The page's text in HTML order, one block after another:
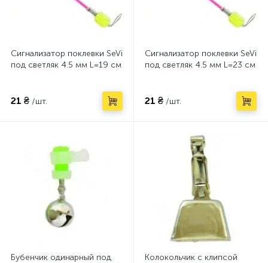
Сигнализатор поклевки SeVi
под светляк 4.5 мм L=19 см
21 ₴ /шт.
Сигнализатор поклевки SeVi
под светляк 4.5 мм L=23 см
21 ₴ /шт.
Бубенчик одинарный под
Колокольчик с клипсой